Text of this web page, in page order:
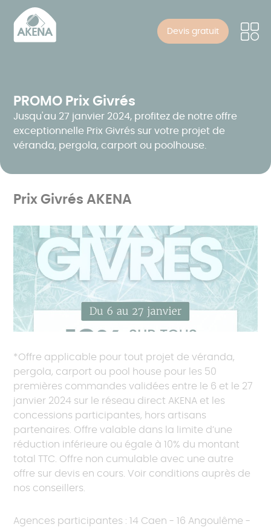
contenu
Devis gratuit
PROMO Prix Givrés
Jusqu'au 27 janvier 2024, profitez de notre offre
exceptionnelle Prix Givrés sur votre projet de
véranda, pergola, carport ou poolhouse.
Prix Givrés AKENA
*Offre applicable pour tout projet de véranda,
pergola, carport ou pool house pour les 50
premières commandes validées entre le 6 et le 27
janvier 2024 sur le réseau direct AKENA et les
concessions participantes, hors artisans
partenaires. Offre valable dans la limite d’une
réduction inférieure ou égale à 10% du montant
total TTC. Offre non cumulable avec une autre
offre sur devis en cours. Voir conditions auprès de
nos conseillers.
Agences participantes : 14 Caen - 16 Angoulême -